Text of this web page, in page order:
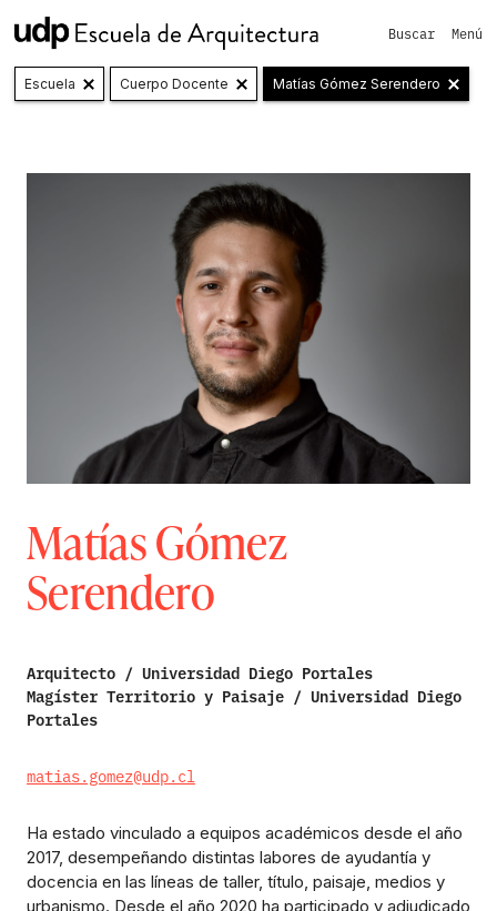
Buscar Menú
Escuela Cuerpo Docente Matías Gómez Serendero
Matías Gómez
Serendero
Arquitecto / Universidad Diego Portales
Magíster Territorio y Paisaje / Universidad Diego
Portales
matias.gomez@udp.cl
Ha estado vinculado a equipos académicos desde el año
2017, desempeñando distintas labores de ayudantía y
docencia en las líneas de taller, título, paisaje, medios y
urbanismo. Desde el año 2020 ha participado y adjudicado